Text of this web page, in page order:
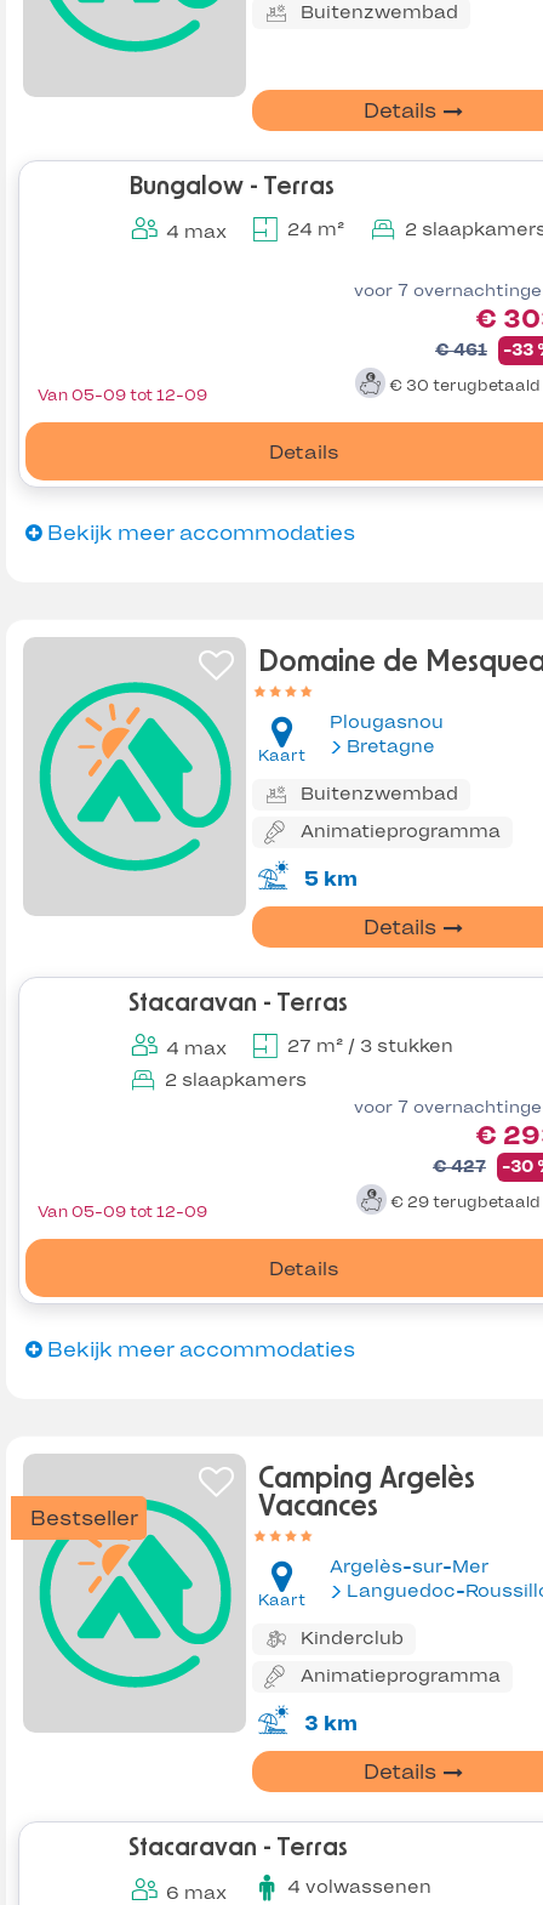
Buitenzwembad
Details
Bungalow - Terras
4 max 24 m² 2
voor 7
€
€ 461 -33
€ 30 terugbetaald
Details
Van 05-09 tot 12-09
Bekijk meer accommodaties
Domaine de
Kaart
Plougasnou
Bretagne
Buitenzwembad
Animatieprogramma
5 km
Details
Stacaravan - Terras
4 max
27 m² / 3 stukken
2 slaapkamers
voor 7
€
€ 427 -30
€ 29 terugbetaald
Details
Van 05-09 tot 12-09
Bekijk meer accommodaties
Bestseller
Camping Argelès
Vacances
Kaart
Argelès-sur-Mer
Languedoc-
Kinderclub
Animatieprogramma
3 km
Details
Stacaravan - Terras
6 max
4 volwassenen